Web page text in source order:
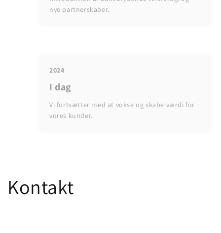
nye partnerskaber.
2024
I dag
Vi fortsætter med at vokse og skabe værdi for
vores kunder.
Kontakt